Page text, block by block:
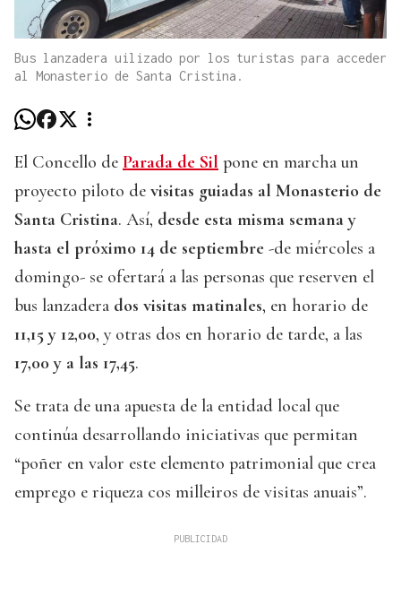
Bus lanzadera uilizado por los turistas para acceder
al Monasterio de Santa Cristina.
El Concello de Parada de Sil pone en marcha un
proyecto piloto de visitas guiadas al Monasterio de
Santa Cristina. Así, desde esta misma semana y
hasta el próximo 14 de septiembre -de miércoles a
domingo- se ofertará a las personas que reserven el
bus lanzadera dos visitas matinales, en horario de
11,15 y 12,00, y otras dos en horario de tarde, a las
17,00 y a las 17,45.
Se trata de una apuesta de la entidad local que
continúa desarrollando iniciativas que permitan
“poñer en valor este elemento patrimonial que crea
emprego e riqueza cos milleiros de visitas anuais”.